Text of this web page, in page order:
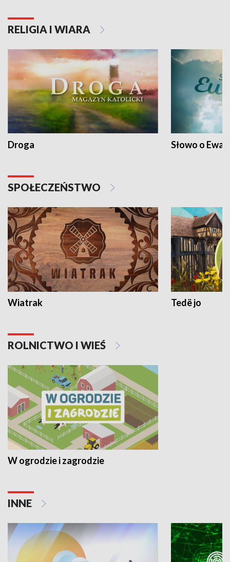
RELIGIA I WIARA
Droga Słowo o
SPOŁECZEŃSTWO
Wiatrak Tedë jo
ROLNICTWO I WIEŚ
W ogrodzie i zagrodzie
INNE